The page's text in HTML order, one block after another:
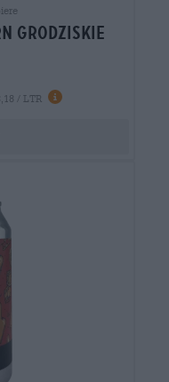
grodziskie
/ LTR